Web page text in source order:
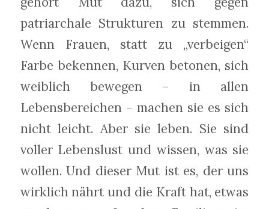
patriarchale Strukturen zu stemmen.
Wenn Frauen, statt zu „verbeigen“
Farbe bekennen, Kurven betonen, sich
weiblich bewegen – in allen
Lebensbereichen – machen sie es sich
nicht leicht. Aber sie leben. Sie sind
voller Lebenslust und wissen, was sie
wollen. Und dieser Mut ist es, der uns
wirklich nährt und die Kraft hat, etwas